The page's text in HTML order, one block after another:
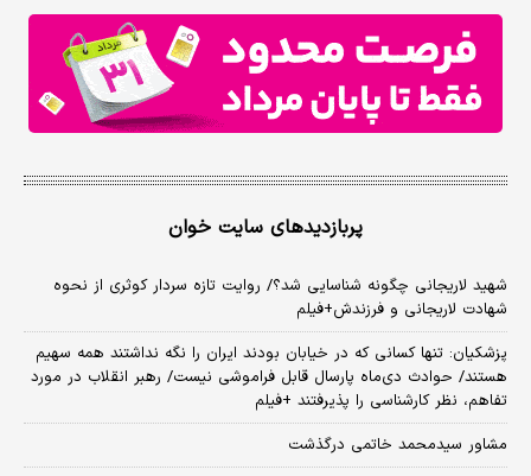
پربازدیدهای سایت خوان
شهید لاریجانی چگونه شناسایی شد؟/ روایت تازه سردار کوثری از نحوه
شهادت لاریجانی و فرزندش+فیلم
پزشکیان: تنها کسانی که در خیابان بودند ایران را نگه نداشتند همه سهیم
هستند/ حوادث دی‌ماه پارسال قابل فراموشی نیست/ رهبر انقلاب در مورد
تفاهم، نظر کارشناسی را پذیرفتند +فیلم
مشاور سیدمحمد خاتمی درگذشت